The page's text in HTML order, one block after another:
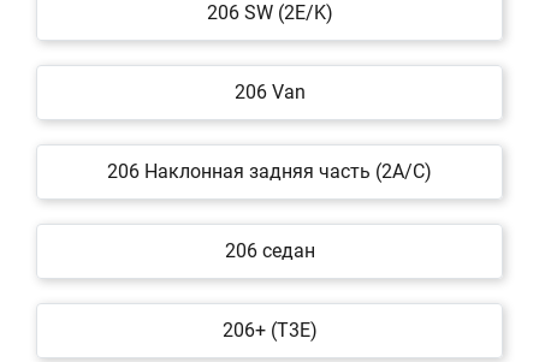
206 SW (2E/K)
206 Van
206 Наклонная задняя часть (2A/C)
206 седан
206+ (T3E)